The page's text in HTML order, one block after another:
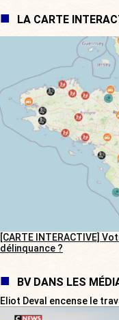
LA CARTE
[CARTE INTERACTIVE]
délinquance ?
BV DANS LES
Eliot Deval encense le